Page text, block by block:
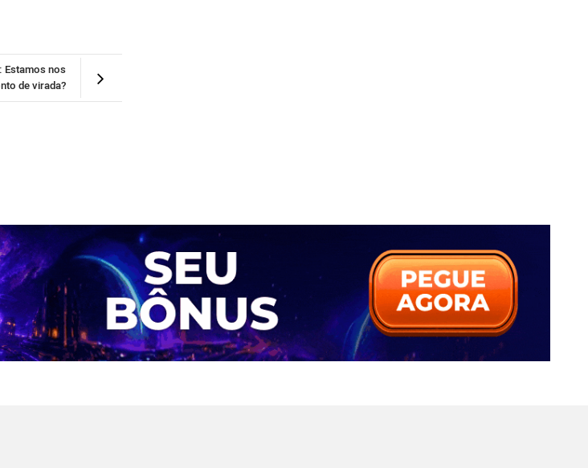
Estamos nos
de virada?